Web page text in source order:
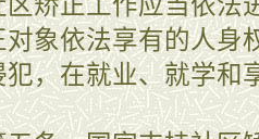
对象依法享有的人身
犯，在就业、就学和